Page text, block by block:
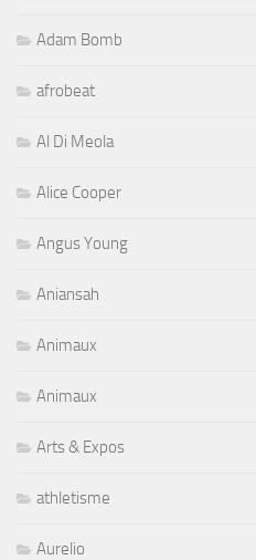
Adam Bomb
afrobeat
Al Di Meola
Alice Cooper
Angus Young
Aniansah
Animaux
Animaux
Arts & Expos
athletisme
Aurelio